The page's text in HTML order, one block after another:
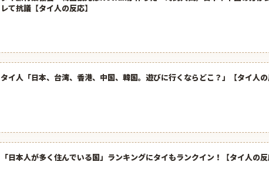
レて抗議【タイ人の反応】
タイ人「日本、台湾、香港、中国、韓国。遊びに行くならどこ？」【タイ人の
「日本人が多く住んでいる国」ランキングにタイもランクイン！【タイ人の反